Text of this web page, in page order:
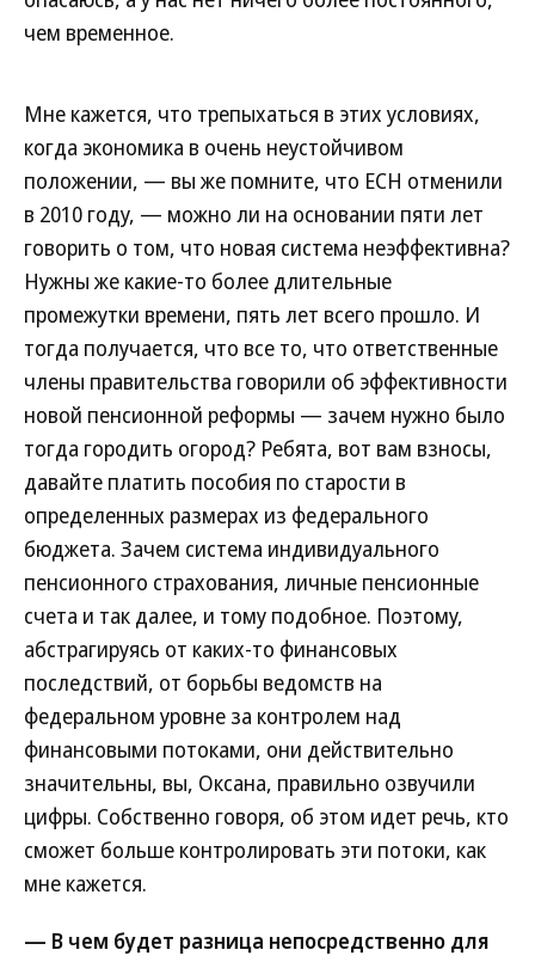
чем временное.
Мне кажется, что трепыхаться в этих условиях,
когда экономика в очень неустойчивом
положении, — вы же помните, что ЕСН отменили
в 2010 году, — можно ли на основании пяти лет
говорить о том, что новая система неэффективна?
Нужны же какие-то более длительные
промежутки времени, пять лет всего прошло. И
тогда получается, что все то, что ответственные
члены правительства говорили об эффективности
новой пенсионной реформы — зачем нужно было
тогда городить огород? Ребята, вот вам взносы,
давайте платить пособия по старости в
определенных размерах из федерального
бюджета. Зачем система индивидуального
пенсионного страхования, личные пенсионные
счета и так далее, и тому подобное. Поэтому,
абстрагируясь от каких-то финансовых
последствий, от борьбы ведомств на
федеральном уровне за контролем над
финансовыми потоками, они действительно
значительны, вы, Оксана, правильно озвучили
цифры. Собственно говоря, об этом идет речь, кто
сможет больше контролировать эти потоки, как
мне кажется.
— В чем будет разница непосредственно для